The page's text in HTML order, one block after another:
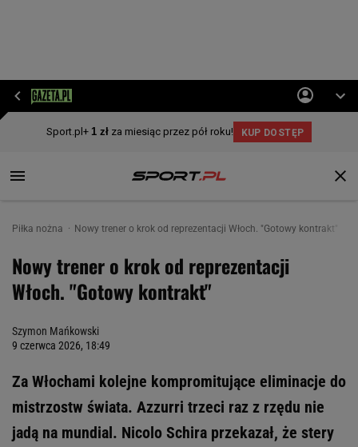
Piłka nożna Nowy trener o krok od reprezentacji Włoch. "Gotowy kontrakt"
Nowy trener o krok od reprezentacji
Włoch. "Gotowy kontrakt"
Szymon Mańkowski
9 czerwca 2026, 18:49
Za Włochami kolejne kompromitujące eliminacje do
mistrzostw świata. Azzurri trzeci raz z rzędu nie
jadą na mundial. Nicolo Schira przekazał, że stery